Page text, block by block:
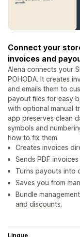
Connect your
invoices and
Alena connects your
POHODA. It creates
and emails them to
payout files for easy
with optional manual
app preserves clean
symbols and
how to fix them.
Creates invoices
Sends PDF
Turns payouts into
Saves you from
Bundle
and discounts.
Lingue